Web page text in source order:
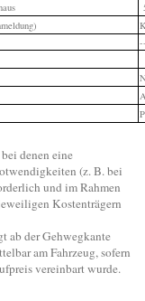
denen eine
(z. B. bei
und im Rahmen
Kostenträgern
ab der Gehwegkante
am Fahrzeug, sofern
vereinbart wurde.